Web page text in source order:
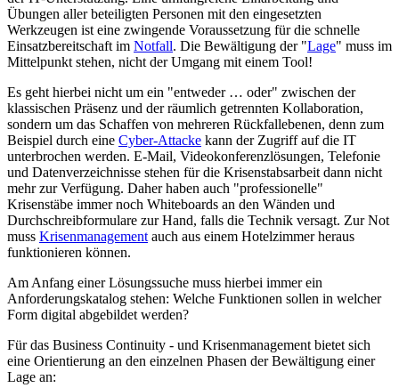
Übungen aller beteiligten Personen mit den eingesetzten
Werkzeugen ist eine zwingende Voraussetzung für die schnelle
Einsatzbereitschaft im Notfall. Die Bewältigung der "Lage" muss im
Mittelpunkt stehen, nicht der Umgang mit einem Tool!
Es geht hierbei nicht um ein "entweder … oder" zwischen der
klassischen Präsenz und der räumlich getrennten Kollaboration,
sondern um das Schaffen von mehreren Rückfallebenen, denn zum
Beispiel durch eine Cyber-Attacke kann der Zugriff auf die IT
unterbrochen werden. E-Mail, Videokonferenzlösungen, Telefonie
und Datenverzeichnisse stehen für die Krisenstabsarbeit dann nicht
mehr zur Verfügung. Daher haben auch "professionelle"
Krisenstäbe immer noch Whiteboards an den Wänden und
Durchschreibformulare zur Hand, falls die Technik versagt. Zur Not
muss Krisenmanagement auch aus einem Hotelzimmer heraus
funktionieren können.
Am Anfang einer Lösungssuche muss hierbei immer ein
Anforderungskatalog stehen: Welche Funktionen sollen in welcher
Form digital abgebildet werden?
Für das Business Continuity - und Krisenmanagement bietet sich
eine Orientierung an den einzelnen Phasen der Bewältigung einer
Lage an: